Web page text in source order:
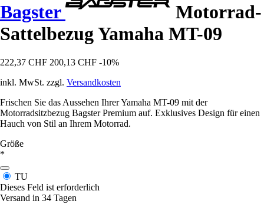
Bagster
Motorrad-
Sattelbezug Yamaha MT-09
222,37 CHF 200,13 CHF -10%
inkl. MwSt. zzgl. Versandkosten
Frischen Sie das Aussehen Ihrer Yamaha MT-09 mit der
Motorradsitzbezug Bagster Premium auf. Exklusives Design für einen
Hauch von Stil an Ihrem Motorrad.
Größe
*
TU
Dieses Feld ist erforderlich
Versand in 34 Tagen